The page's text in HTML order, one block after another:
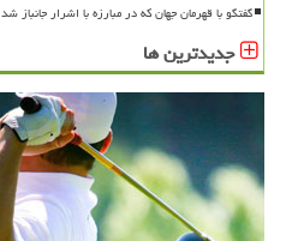
گفتگو با قهرمان جهان که در مبارزه با اشرار جانباز شد
جدیدترین ها